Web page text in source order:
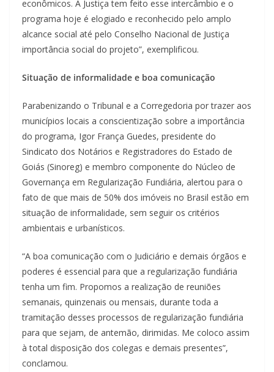
econômicos. A Justiça tem feito esse intercâmbio e o
programa hoje é elogiado e reconhecido pelo amplo
alcance social até pelo Conselho Nacional de Justiça
importância social do projeto”, exemplificou.
Situação de informalidade e boa comunicação
Parabenizando o Tribunal e a Corregedoria por trazer aos
municípios locais a conscientização sobre a importância
do programa, Igor França Guedes, presidente do
Sindicato dos Notários e Registradores do Estado de
Goiás (Sinoreg) e membro componente do Núcleo de
Governança em Regularização Fundiária, alertou para o
fato de que mais de 50% dos imóveis no Brasil estão em
situação de informalidade, sem seguir os critérios
ambientais e urbanísticos.
“A boa comunicação com o Judiciário e demais órgãos e
poderes é essencial para que a regularização fundiária
tenha um fim. Propomos a realização de reuniões
semanais, quinzenais ou mensais, durante toda a
tramitação desses processos de regularização fundiária
para que sejam, de antemão, dirimidas. Me coloco assim
à total disposição dos colegas e demais presentes”,
conclamou.